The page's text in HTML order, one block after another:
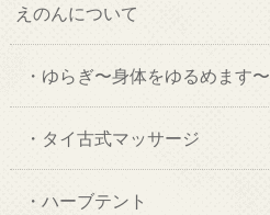
えのんについて
・ゆらぎ〜身体をゆるめます〜
・タイ古式マッサージ
・ハーブテント